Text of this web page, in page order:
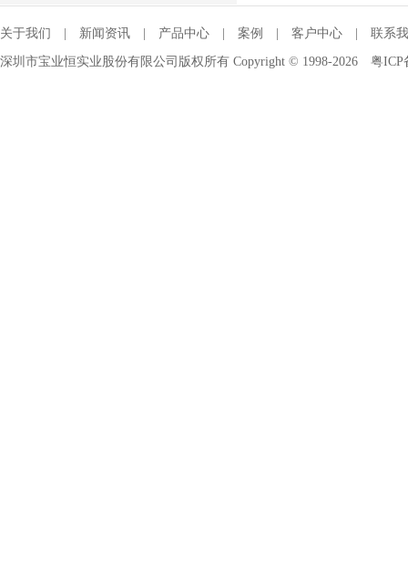
关于我们 新闻资讯 产品中心 案例 客户中心 联系
深圳市宝业恒实业股份有限公司版权所有 Copyright © 1998-2026 粤ICP